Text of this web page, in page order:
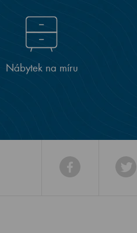
Nábytek na míru